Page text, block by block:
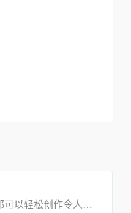
让每个人都可以轻松创作令人惊艳的数字人短视频。通过数字人形象定制、声音克隆技术，能够生成出比拟真实人物的外貌、表情、动作和声音，并且通过AI文案功能快速生成企业宣传、网络营销文案，使创作效率得到更进一步的提升。